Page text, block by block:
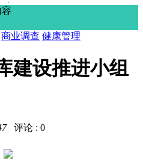
容
商业调查 健康管理
建设推进小组
评论 : 0